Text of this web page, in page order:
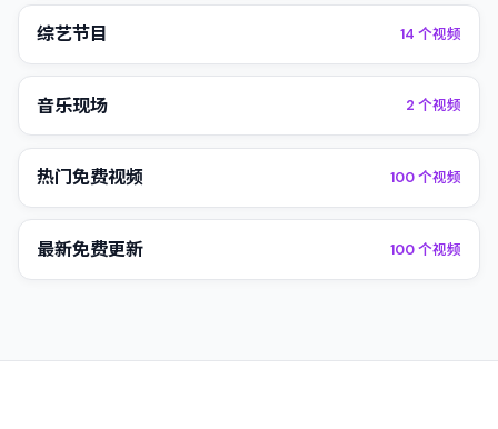
综艺节目 14 个视频
音乐现场 2 个视频
热门免费视频 100个视频
最新免费更新 100个视频